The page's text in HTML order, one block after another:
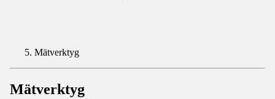
Mätverktyg
Mätverktyg